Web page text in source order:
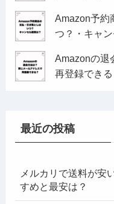
Amazon予約
つ？・キャ
Amazonの退
再登録できる
最近の投稿
メルカリで送料が安
すめと最安は？